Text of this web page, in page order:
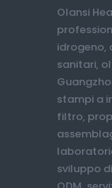
Olansi
idrogeno,
sanitari,
stampi a
filtro,
sviluppo